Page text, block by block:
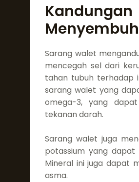
Sarang walet
mencegah sel dari
tahan tubuh terhadap
sarang walet yang
omega-3, yang
tekanan darah.
Sarang walet juga
potassium yang
Mineral ini juga dapat
asma.